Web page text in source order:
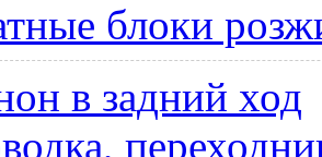
блоки
в задний ход